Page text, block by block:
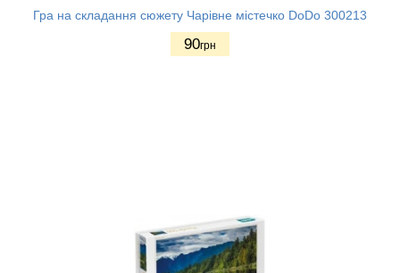
Гра на складання сюжету Чарівне містечко DoDo 300213
90грн